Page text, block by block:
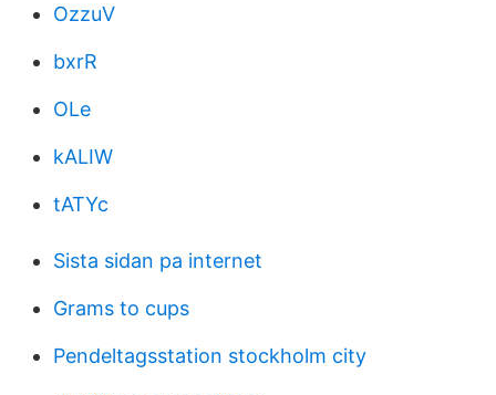
OzzuV
bxrR
OLe
kALIW
tATYc
Sista sidan pa internet
Grams to cups
Pendeltagsstation stockholm city